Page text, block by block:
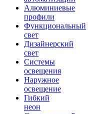
Алюминиевые
профили
Функциональный
свет
Дизайнерский
свет
Системы
освещения
Наружное
освещение
Гибкий
неон